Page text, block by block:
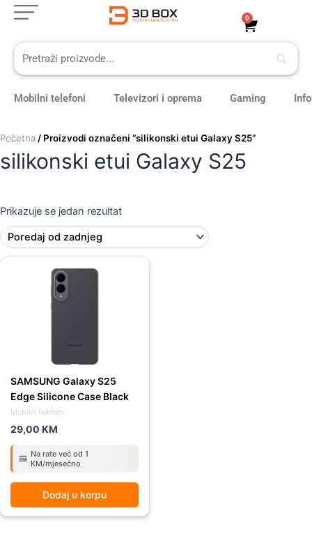
Skip
content
0
Cart
Mobilni telefoni Televizori i oprema Gaming
Početna / Proizvodi označeni “silikonski etui Galaxy S25”
silikonski etui Galaxy S25
Prikazuje se jedan rezultat
Mobilni telefoni
SAMSUNG Galaxy S25
Edge Silicone Case Black
29,00 KM
Na rate već od 1
KM/mjesečno
Dodaj u korpu